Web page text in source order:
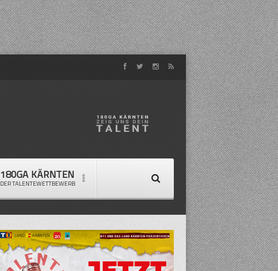
180GA KÄRNTEN
DER TALENTEWETTBEWERB